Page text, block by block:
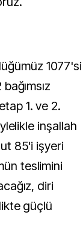
1077'si
1. ve 2.
inşallah
85'i işyeri
teslimini
diri
güçlü